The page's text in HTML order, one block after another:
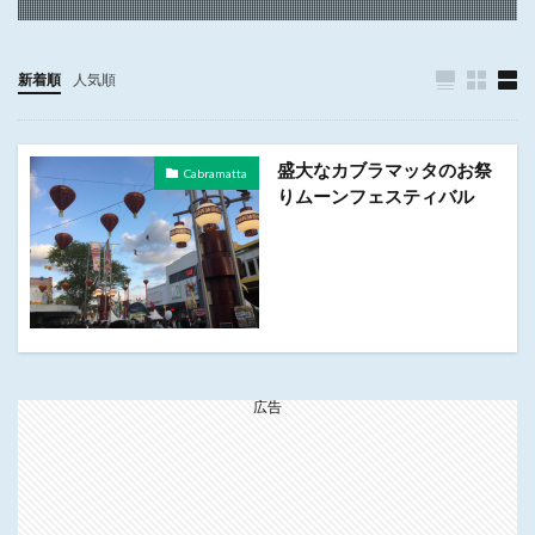
新着順 人気順
Cabramatta
盛大なカブラマッタのお祭
りムーンフェスティバル
広告